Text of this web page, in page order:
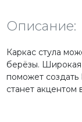
Описание:
Каркас стула
берёзы. Широкая
поможет
станет